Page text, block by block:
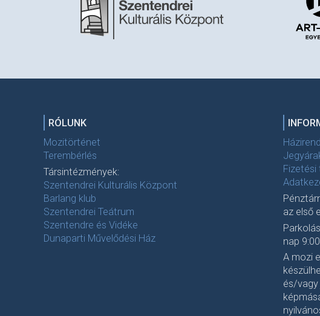
RÓLUNK
Mozitörténet
Terembérlés
Társintézmények:
Szentendrei Kulturális Központ
Barlang klub
Szentendrei Teátrum
Szentendre és Vidéke
Dunaparti Művelődési Ház
Házirend
az első
nap
A mozi
és/vagy